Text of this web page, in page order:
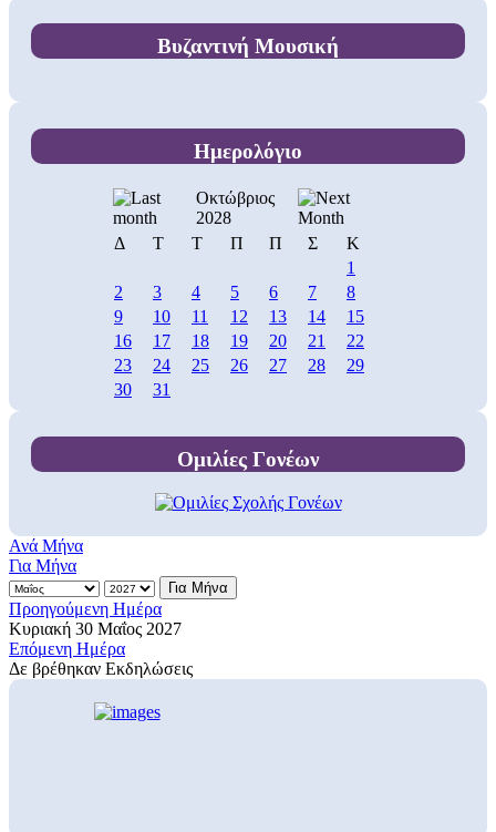
Βυζαντινή Μουσική
Ημερολόγιο
Οκτώβριος
2028
Δ
Τ Τ Π Π Σ
Κ
1
2
3 4 5 6 7
8
9
10 11 12 13 14
15
16
17 18 19 20 21
22
23
24 25 26 27 28
29
30
31
Ομιλίες Γονέων
Ανά Μήνα
Για Μήνα
Για Μήνα
Προηγούμενη Ημέρα
Κυριακή 30 Μαΐος 2027
Επόμενη Ημέρα
Δε βρέθηκαν Εκδηλώσεις